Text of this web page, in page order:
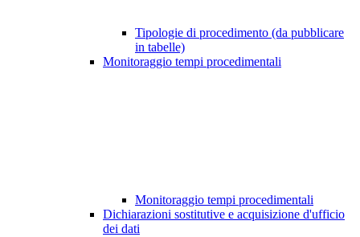
Tipologie di procedimento (da pubblicare
in tabelle)
Monitoraggio tempi procedimentali
Monitoraggio tempi procedimentali
Dichiarazioni sostitutive e acquisizione d'ufficio
dei dati